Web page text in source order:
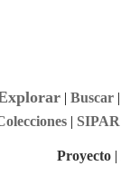
| Buscar|
| SIPAR
Proyecto |